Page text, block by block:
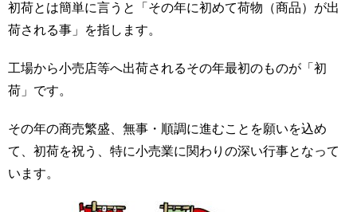
初荷とは簡単に言うと「その年に初めて荷物（商品）が出
荷される事」を指します。
工場から小売店等へ出荷されるその年最初のものが「初
荷」です。
その年の商売繁盛、無事・順調に進むことを願いを込め
て、初荷を祝う、特に小売業に関わりの深い行事となって
います。